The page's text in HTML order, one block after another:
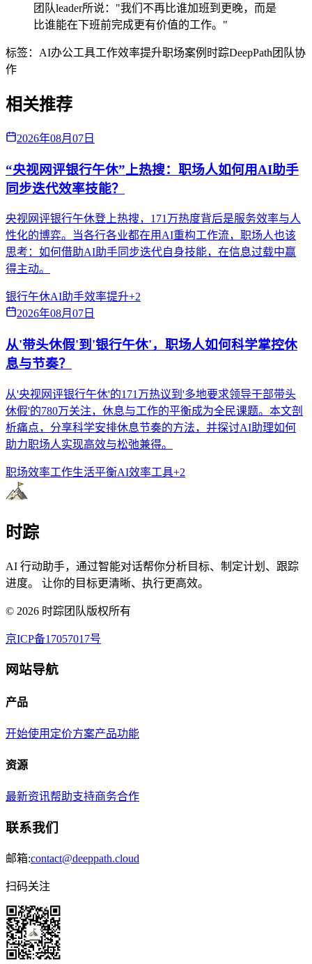
团队leader所说："我们不再比谁加班到更晚，而是
比谁能在下班前完成更有价值的工作。"
标签： AI办公工具工作效率提升职场案例 时踪DeepPath 团队协
作
相关推荐
2026年08月07日
“央视网评银行午休”上热搜：职场人如何用AI助手
同步迭代效率技能？
央视网评银行午休登上热搜，171万热度背后是服务效率与人
性化的博弈。当各行各业都在用AI重构工作流，职场人也该
思考：如何借助AI助手同步迭代自身技能，在信息过载中赢
得主动。
银行午休AI助手效率提升+2
2026年08月07日
从'带头休假'到'银行午休'，职场人如何科学掌控休
息与节奏？
从'央视网评银行午休'的171万热议到'多地要求领导干部带头
休假'的780万关注，休息与工作的平衡成为全民课题。本文剖
析痛点，分享科学安排休息节奏的方法，并探讨AI助理如何
助力职场人实现高效与松弛兼得。
职场效率工作生活平衡AI效率工具+2
时踪
AI 行动助手，通过智能对话帮你分析目标、制定计划、跟踪
进度。 让你的目标更清晰、执行更高效。
© 2026 时踪团队版权所有
京ICP备17057017号
网站导航
产品
开始使用 定价方案产品功能
资源
最新资讯帮助支持商务合作
联系我们
邮箱:contact@deeppath.cloud
扫码关注